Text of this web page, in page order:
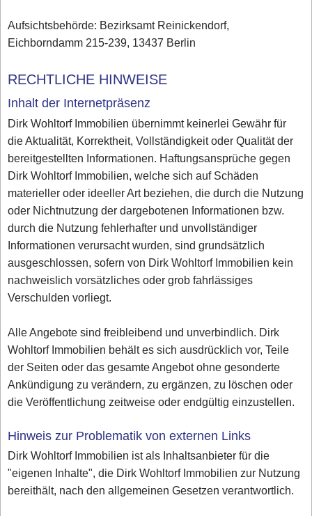
Aufsichtsbehörde: Bezirksamt Reinickendorf,
Eichborndamm 215-239, 13437 Berlin
RECHTLICHE HINWEISE
Inhalt der Internetpräsenz
Dirk Wohltorf Immobilien übernimmt keinerlei Gewähr für
die Aktualität, Korrektheit, Vollständigkeit oder Qualität der
bereitgestellten Informationen. Haftungsansprüche gegen
Dirk Wohltorf Immobilien, welche sich auf Schäden
materieller oder ideeller Art beziehen, die durch die Nutzung
oder Nichtnutzung der dargebotenen Informationen bzw.
durch die Nutzung fehlerhafter und unvollständiger
Informationen verursacht wurden, sind grundsätzlich
ausgeschlossen, sofern von Dirk Wohltorf Immobilien kein
nachweislich vorsätzliches oder grob fahrlässiges
Verschulden vorliegt.
Alle Angebote sind freibleibend und unverbindlich. Dirk
Wohltorf Immobilien behält es sich ausdrücklich vor, Teile
der Seiten oder das gesamte Angebot ohne gesonderte
Ankündigung zu verändern, zu ergänzen, zu löschen oder
die Veröffentlichung zeitweise oder endgültig einzustellen.
Hinweis zur Problematik von externen Links
Dirk Wohltorf Immobilien ist als Inhaltsanbieter für die
"eigenen Inhalte", die Dirk Wohltorf Immobilien zur Nutzung
bereithält, nach den allgemeinen Gesetzen verantwortlich.